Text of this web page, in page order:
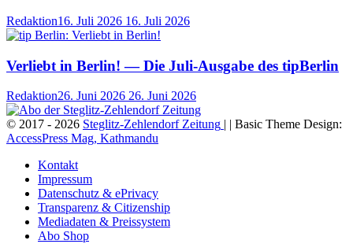
Redaktion16. Juli 2026 16. Juli 2026
Verliebt in Berlin! — Die Juli-Ausgabe des tipBerlin
Redaktion26. Juni 2026 26. Juni 2026
© 2017 - 2026 Steglitz-Zehlendorf Zeitung | | Basic Theme Design:
AccessPress Mag, Kathmandu
Kontakt
Impressum
Datenschutz & ePrivacy
Transparenz & Citizenship
Mediadaten & Preissystem
Abo Shop